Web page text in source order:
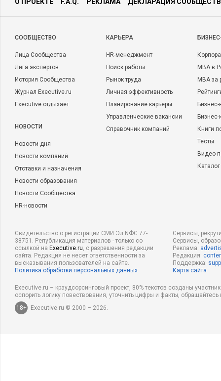
CООБЩЕСТВО
Лица Сообщества
Лига экспертов
История Сообщества
Журнал Executive.ru
Executive отдыхает
НОВОСТИ
Новости дня
Новости компаний
Отставки и назначения
Новости образования
Новости Сообщества
HR-новости
КАРЬЕРА
HR-менеджмент
Поиск работы
Рынок труда
Личная эффективность
Планирование карьеры
Управленческие вакансии
Справочник компаний
MBA в
MBA
Бизнес-
Книги
Тесты
Видео
Свидетельство о регистрации СМИ Эл NФС 77-
38751. Републикация материалов - только со
ссылкой на Executive.ru, с разрешения редакции
сайта. Редакция не несет ответственности за
высказывания пользователей на сайте.
Политика обработки персональных данных
Сервисы,
Сервисы,
Реклама:
Редакция:
Поддержка:
Карта сайта
Executive.ru – краудсорсинговый проект, 80% текстов созданы
оспорить логику повествования, уточнить цифры и факты,
18+
Executive.ru © 2000 – 2026.